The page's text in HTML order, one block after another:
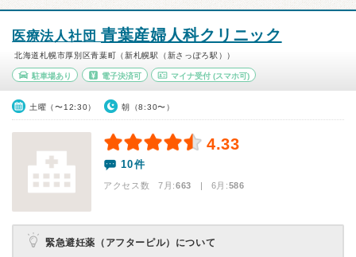
医療法人社団 青葉産婦人科クリニック
北海道札幌市厚別区青葉町（新札幌駅（新さっぽろ駅））
駐車場あり 電子決済可 マイナ受付 (スマホ可)
土曜（〜12:30） 朝（8:30〜）
4.33
10件
アクセス数 7月:663 | 6月:586
緊急避妊薬（アフターピル）について